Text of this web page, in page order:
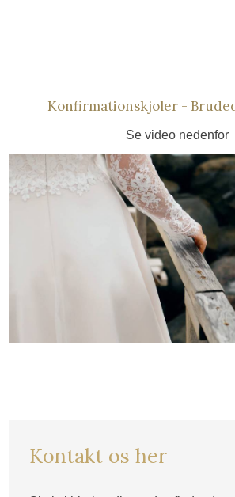
Konfirmationskjoler -
​Se video nedenfor
Kontakt os her​